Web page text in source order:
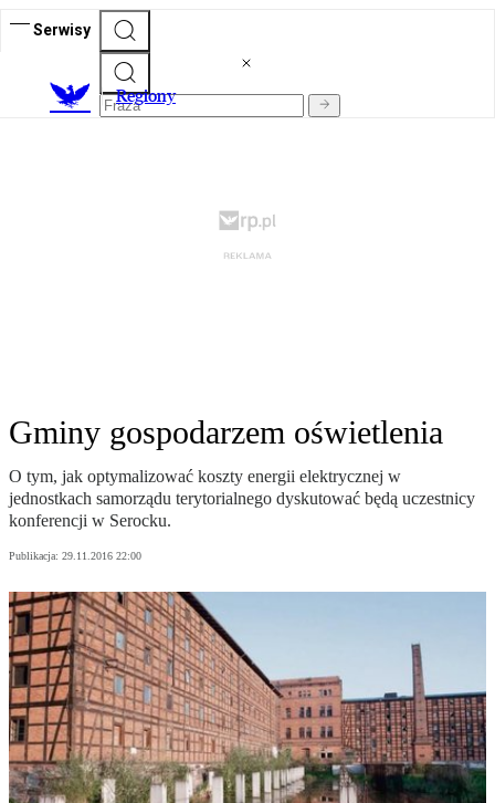
Serwisy
Regiony
Gminy gospodarzem oświetlenia
O tym, jak optymalizować koszty energii elektrycznej w
jednostkach samorządu terytorialnego dyskutować będą uczestnicy
konferencji w Serocku.
Publikacja: 29.11.2016 22:00